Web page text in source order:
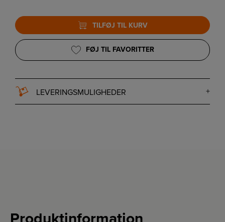
TILFØJ TIL KURV
FØJ TIL FAVORITTER
LEVERINGSMULIGHEDER